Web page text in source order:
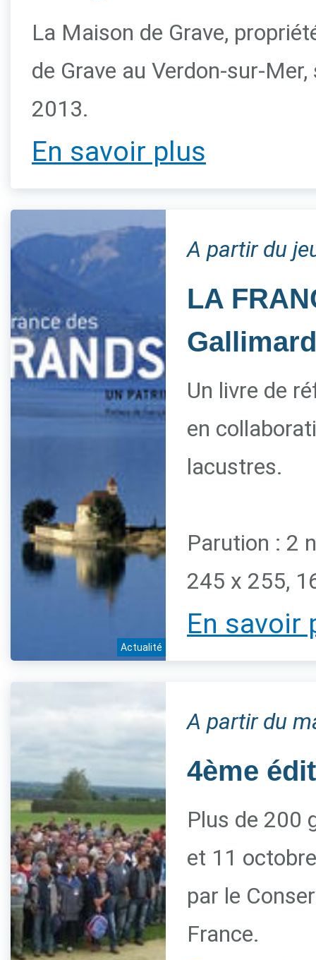
La Maison de Grave,
de Grave au Verdon-sur-
2013.
En savoir plus
Actualité
A partir du
LA
Gallimard
Un livre de
en
lacustres.
Parution : 2
245 x 255,
En savoir
A partir du
4ème
Plus de 200
et 11
par le
France.